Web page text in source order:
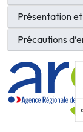
Présentation et
Précautions